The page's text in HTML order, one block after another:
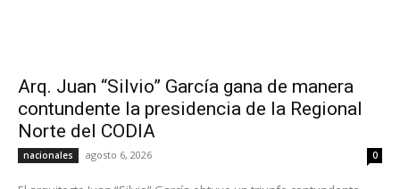
Arq. Juan “Silvio” García gana de manera
contundente la presidencia de la Regional
Norte del CODIA
nacionales agosto 6, 2026 0